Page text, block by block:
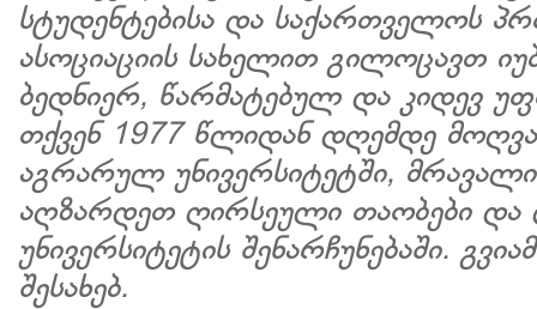
სტუდენტებისა და საქართველოს
ასოციაციის სახელით გილოცავთ
ბედნიერ, წარმატებულ და კიდევ
თქვენ 1977 წლიდან დღემდე
აგრარულ უნივერსიტეტში,
აღზარდეთ ღირსეული თაობები და
უნივერსიტეტის შენარჩუნებაში.
შესახებ.